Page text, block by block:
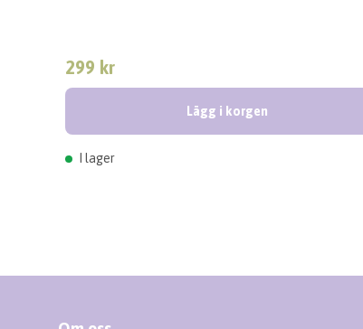
299 kr
Lägg i korgen
I lager